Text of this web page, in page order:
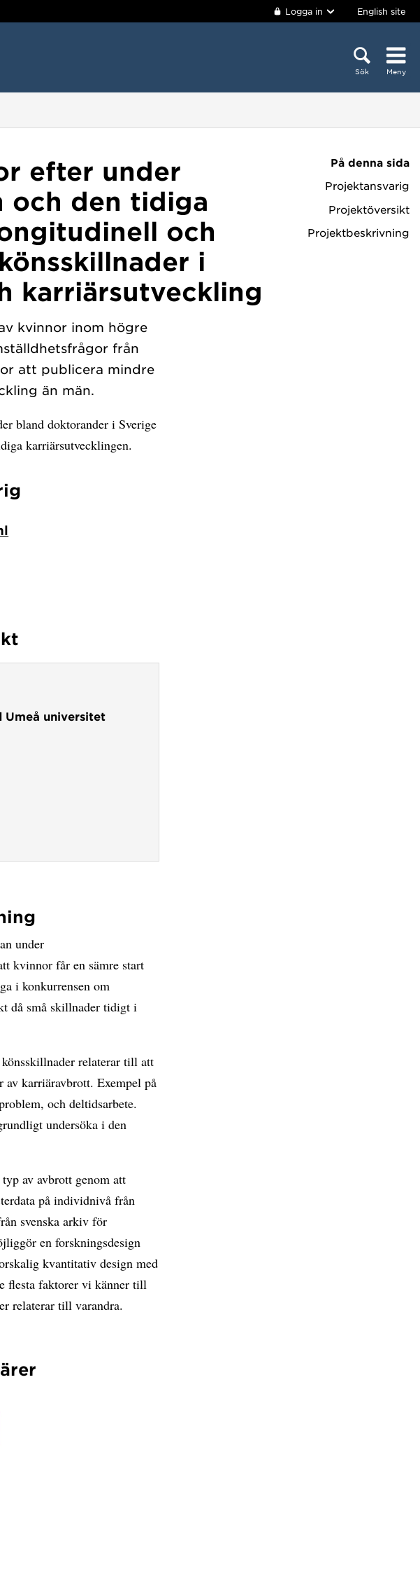
Logga in English site
Sök Meny
På denna sida
Projektansvarig
Projektöversikt
Projektbeskrivning
efter under
och den tidiga
och
i
karriärsutveckling
kvinnor inom högre
från
att publicera mindre
än män.
bland doktorander i Sverige
karriärsutvecklingen.
Umeå universitet
under
kvinnor får en sämre start
i konkurrensen om
då små skillnader tidigt i
relaterar till att
karriäravbrott. Exempel på
och deltidsarbete.
undersöka i den
av avbrott genom att
på individnivå från
svenska arkiv för
en forskningsdesign
kvantitativ design med
flesta faktorer vi känner till
relaterar till varandra.